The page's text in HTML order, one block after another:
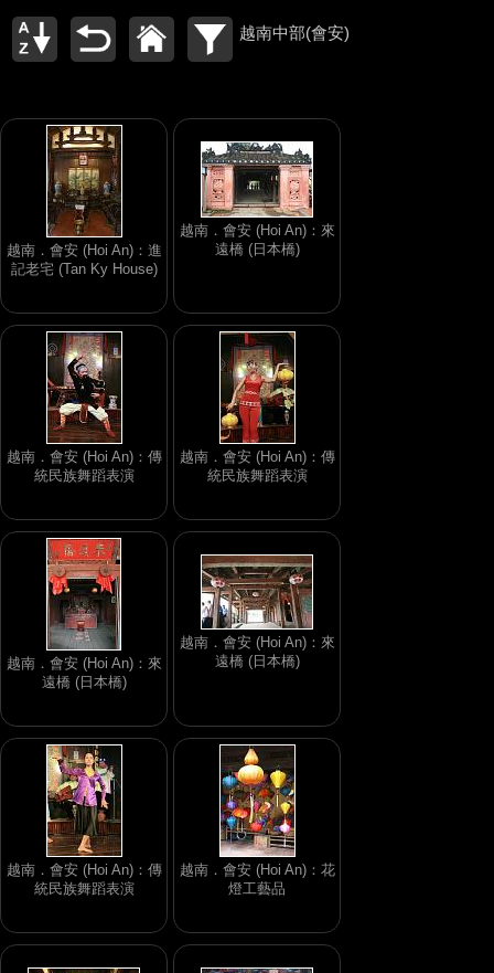
越南中部(會安)
越南．會安 (Hoi An)：進
記老宅 (Tan Ky House)
越南．會安 (Hoi An)：來
遠橋 (日本橋)
越南．會安 (Hoi An)：傳
統民族舞蹈表演
越南．會安 (Hoi An)：傳
統民族舞蹈表演
越南．會安 (Hoi An)：來
遠橋 (日本橋)
越南．會安 (Hoi An)：來
遠橋 (日本橋)
越南．會安 (Hoi An)：傳
統民族舞蹈表演
越南．會安 (Hoi An)：花
燈工藝品